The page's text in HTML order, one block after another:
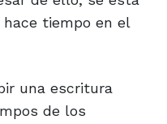
tiempo en el
una escritura
de los